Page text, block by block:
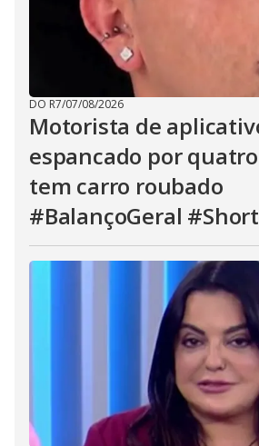
DO R7/07/08/2026
Motorista de
espancado por
tem carro roubado
#BalançoGeral